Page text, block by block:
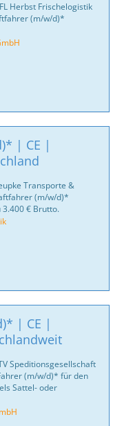
Herbst Frischelogistik
(m/w/d)*
| CE |
Transporte &
(m/w/d)*
€ Brutto.
| CE |
Speditionsgesellschaft
(m/w/d)* für den
Sattel- oder